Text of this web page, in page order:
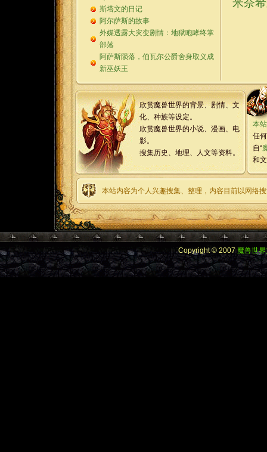
斯塔文的日记
阿尔萨斯的故事
外媒透露大灾变剧情：地狱咆哮终掌
部落
阿萨斯陨落，伯瓦尔公爵舍身取义成
新巫妖王
米奈
欣赏魔兽世界的背景、剧情、文
化、种族等设定。
欣赏魔兽世界的小说、漫画、电
影。
搜集历史、地理、人文等资料。
本站
任
自“
和
本站内容为个人兴趣搜集、整理，内容目前以网络
Copyright © 2007魔兽世